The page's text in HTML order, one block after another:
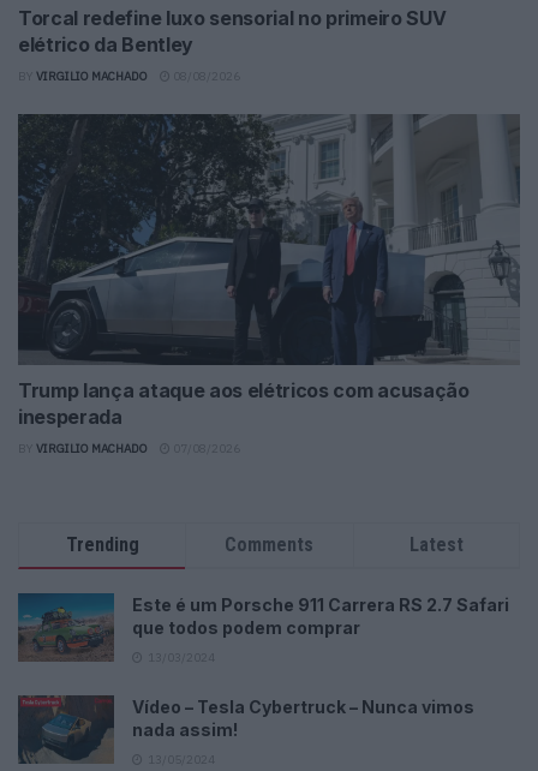
Torcal redefine luxo sensorial no primeiro SUV
elétrico da Bentley
VIRGILIO MACHADO
Trump lança ataque aos elétricos com acusação
inesperada
VIRGILIO MACHADO
Trending Comments Latest
Este é um Porsche 911 Carrera RS 2.7 Safari
que todos podem comprar
Vídeo – Tesla Cybertruck – Nunca vimos
nada assim!